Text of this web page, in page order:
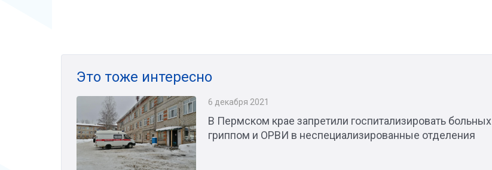
Это тоже интересно
6 декабря 2021
В Пермском крае запретили госпитализировать больных
гриппом и ОРВИ в неспециализированные отделения
мечту